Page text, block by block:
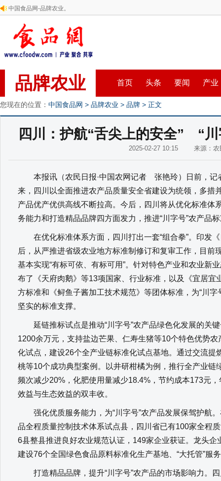
中国食品网-品牌农业。
品牌农业 首页 头条 要闻 产业
您现在的位置： 中国食品网 > 品牌农业 > 品牌 > 正文
四川：护航“舌尖上的安全” “
2025-02-27 10:15 来源：农
本报讯（农民日报·中国农网记者 张艳玲）日前，记
来，四川以全面推进农产品质量安全省建设为统领，多措
产品优产优供高线不断拉高。今后，四川将从优化标准体
务能力和打造精品品牌四方面发力，推进“川字号”农产品
在优化标准体系方面，四川打出一套“组合拳”。印发
后，从严推进省级农业地方标准制修订和复审工作，目前
基本实现“有标可依、有标可用”。针对特色产业和农业新
布了《天府肉鹅》等13项国家、行业标准，以及《宜居宜
方标准和《鲟鱼子酱加工技术规范》等团体标准，为“川
坚实的标准支撑。
延链推标试点是推动“川字号”农产品绿色化发展的关
1200余万元，支持盐边芒果、仁寿生猪等10个特色优势
化试点，建设26个全产业链标准化试点基地。通过交流提
桃等10个成功典型案例。以井研柑橘为例，推行全产业链
频次减少20%，化肥使用量减少18.4%，节约成本173元
效益与生态效益的双丰收。
强化优质服务能力，为“川字号”农产品发展保驾护航
品全程质量控制技术体系试点县，四川省已有100家全程
6县整县推进良好农业规范认证，149家企业获证。龙头
建设76个全国绿色食品原料标准化生产基地、“大托管”服
打造精品品牌，提升“川字号”农产品的市场影响力。